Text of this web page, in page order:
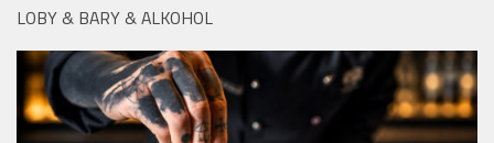
LOBY & BARY & ALKOHOL